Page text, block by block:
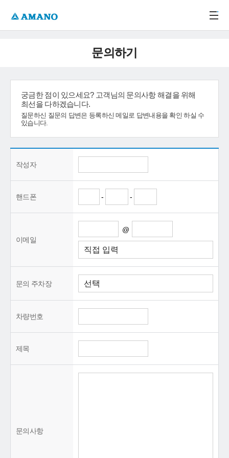
문의하기
궁금한 점이 있으세요? 고객님의 문의사항 해결을 위해
최선을 다하겠습니다.
질문하신 질문의 답변은 등록하신 메일로 답변내용을 확인 하실 수
있습니다.
작성자
핸드폰 - -
이메일
@
문의 주차장
차량번호
제목
문의사항